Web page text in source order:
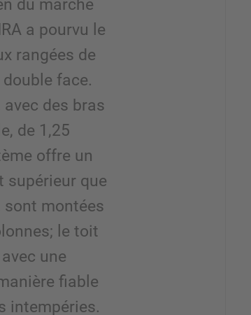
du marché
a pourvu le
rangées de
face.
des bras
de 1,25
offre un
supérieur que
sont montées
le toit
une
fiable
intempéries.